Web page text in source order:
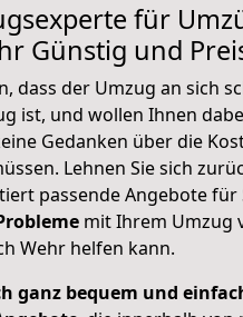
für
Günstig und
dass der Umzug an sich
ist, und wollen Ihnen
Gedanken über die
Lehnen Sie sich
passende Angebote für
mit Ihrem Umzug
Wehr helfen kann.
ganz bequem und